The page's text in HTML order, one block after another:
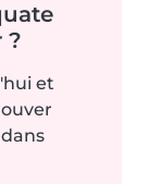
?
et